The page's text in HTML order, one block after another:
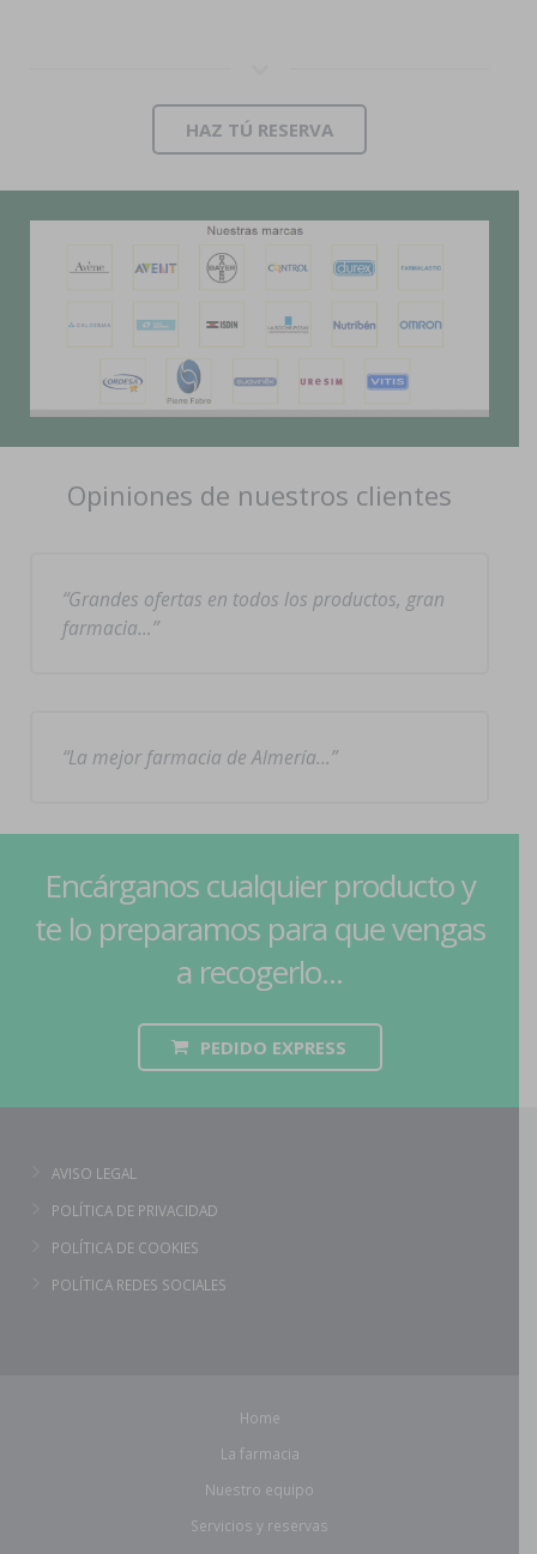
HAZ TÚ RESERVA
Opiniones de nuestros clientes
Grandes ofertas en todos los productos, gran
farmacia…
La mejor farmacia de Almería…
Encárganos cualquier producto y
te lo preparamos para que vengas
a recogerlo...
PEDIDO EXPRESS
AVISO LEGAL
POLÍTICA DE PRIVACIDAD
POLÍTICA DE COOKIES
POLÍTICA REDES SOCIALES
Home
La farmacia
Nuestro equipo
Servicios y reservas